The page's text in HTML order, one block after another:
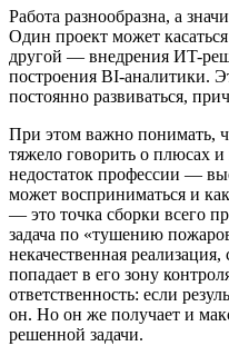
Работа разнообразна, а
Один проект может
другой — внедрения ИT-
построения BI-аналитики.
постоянно развиваться,
При этом важно понимать,
тяжело говорить о плюсах
недостаток профессии —
может восприниматься и
— это точка сборки всего
задача по «тушению
некачественная
попадает в его зону
ответственность: если
он. Но он же получает и
решенной задачи.